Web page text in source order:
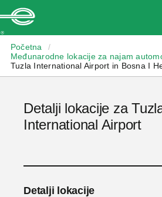
Početna
/
Međunarodne lokacije za najam
Tuzla International Airport in Bosna I
Detalji lokacije za
International Airport
Detalji lokacije